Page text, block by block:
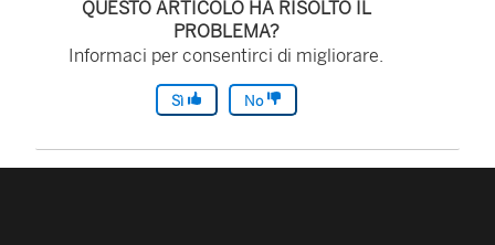
QUESTO ARTICOLO HA RISOLTO IL
PROBLEMA?
Informaci per consentirci di migliorare.
Sì No